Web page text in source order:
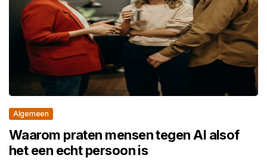
Algemeen
Waarom praten mensen tegen AI alsof
het een echt persoon is